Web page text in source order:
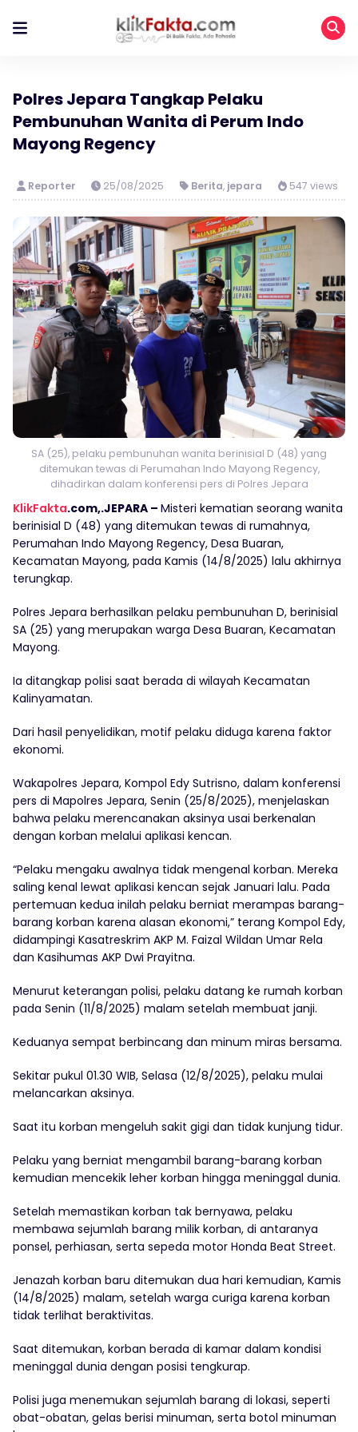
Polres Jepara Tangkap Pelaku
Pembunuhan Wanita di Perum Indo
Mayong Regency
Reporter 25/08/2025 Berita, jepara 547 views
SA (25), pelaku pembunuhan wanita berinisial D (48) yang
ditemukan tewas di Perumahan Indo Mayong Regency,
dihadirkan dalam konferensi pers di Polres Jepara
KlikFakta.com,.JEPARA – Misteri kematian seorang wanita
berinisial D (48) yang ditemukan tewas di rumahnya,
Perumahan Indo Mayong Regency, Desa Buaran,
Kecamatan Mayong, pada Kamis (14/8/2025) lalu akhirnya
terungkap.
Polres Jepara berhasilkan pelaku pembunuhan D, berinisial
SA (25) yang merupakan warga Desa Buaran, Kecamatan
Mayong.
Ia ditangkap polisi saat berada di wilayah Kecamatan
Kalinyamatan.
Dari hasil penyelidikan, motif pelaku diduga karena faktor
ekonomi.
Wakapolres Jepara, Kompol Edy Sutrisno, dalam konferensi
pers di Mapolres Jepara, Senin (25/8/2025), menjelaskan
bahwa pelaku merencanakan aksinya usai berkenalan
dengan korban melalui aplikasi kencan.
“Pelaku mengaku awalnya tidak mengenal korban. Mereka
saling kenal lewat aplikasi kencan sejak Januari lalu. Pada
pertemuan kedua inilah pelaku berniat merampas barang-
barang korban karena alasan ekonomi,” terang Kompol Edy,
didampingi Kasatreskrim AKP M. Faizal Wildan Umar Rela
dan Kasihumas AKP Dwi Prayitna.
Menurut keterangan polisi, pelaku datang ke rumah korban
pada Senin (11/8/2025) malam setelah membuat janji.
Keduanya sempat berbincang dan minum miras bersama.
Sekitar pukul 01.30 WIB, Selasa (12/8/2025), pelaku mulai
melancarkan aksinya.
Saat itu korban mengeluh sakit gigi dan tidak kunjung tidur.
Pelaku yang berniat mengambil barang-barang korban
kemudian mencekik leher korban hingga meninggal dunia.
Setelah memastikan korban tak bernyawa, pelaku
membawa sejumlah barang milik korban, di antaranya
ponsel, perhiasan, serta sepeda motor Honda Beat Street.
Jenazah korban baru ditemukan dua hari kemudian, Kamis
(14/8/2025) malam, setelah warga curiga karena korban
tidak terlihat beraktivitas.
Saat ditemukan, korban berada di kamar dalam kondisi
meninggal dunia dengan posisi tengkurap.
Polisi juga menemukan sejumlah barang di lokasi, seperti
obat-obatan, gelas berisi minuman, serta botol minuman